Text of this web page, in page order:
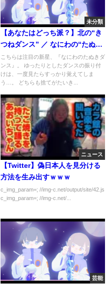
未分類
【あなたはどっち派？】北の“き
つねダンス” ／ なにわの“たぬき
ダンス”
こちらは注目の新星、『なにわのたぬきダ
ンス』。 ゆったりとしたダンスの振り付
けは、一度見たらすっかり覚えてしま
う…。 どちらも捨てがたいき...
ニュース
【Twitter】偽日本人を見分ける
方法を生み出すｗｗｗ
c_img_param=; //img-c.net/output/site/42.js
c_img_param=; //img-c.net/...
芸能